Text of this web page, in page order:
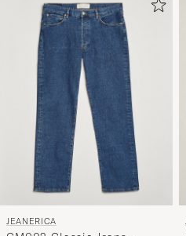
JEANERICA